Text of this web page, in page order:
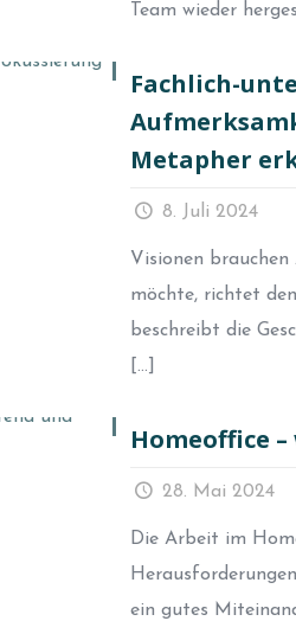
Team wieder
Fachlich-
Metapher
8. Juli 2024
Visionen
möchte, richtet
beschreibt die
[…]
Homeoffice
28. Mai 2024
Die Arbeit im
ein gutes